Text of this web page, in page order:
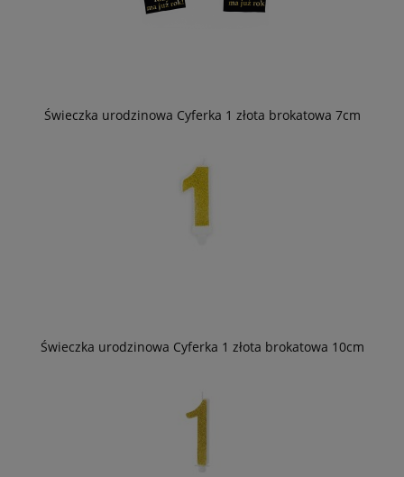
Świeczka urodzinowa Cyferka 1 złota brokatowa 7cm
Świeczka urodzinowa Cyferka 1 złota brokatowa 10cm